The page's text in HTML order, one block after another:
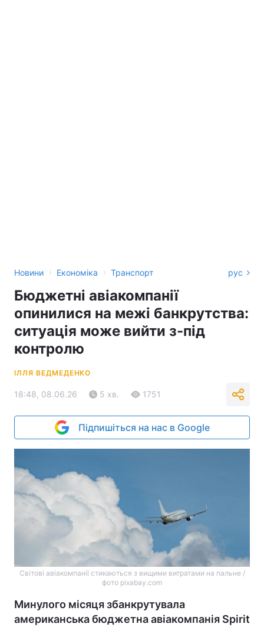
Новини › Економіка › Транспорт рус
Бюджетні авіакомпанії
опинилися на межі банкрутства:
ситуація може вийти з-під
контролю
ІЛЛЯ ВЕДМЕДЕНКО
18:48, 08.06.26 5 хв. 1751
Підпишіться на нас в Google
Світові авіакомпанії стикаються з вищими витратами на пальне /
фото pixabay.com
Минулого місяця збанкрутувала
американська бюджетна авіакомпанія Spirit